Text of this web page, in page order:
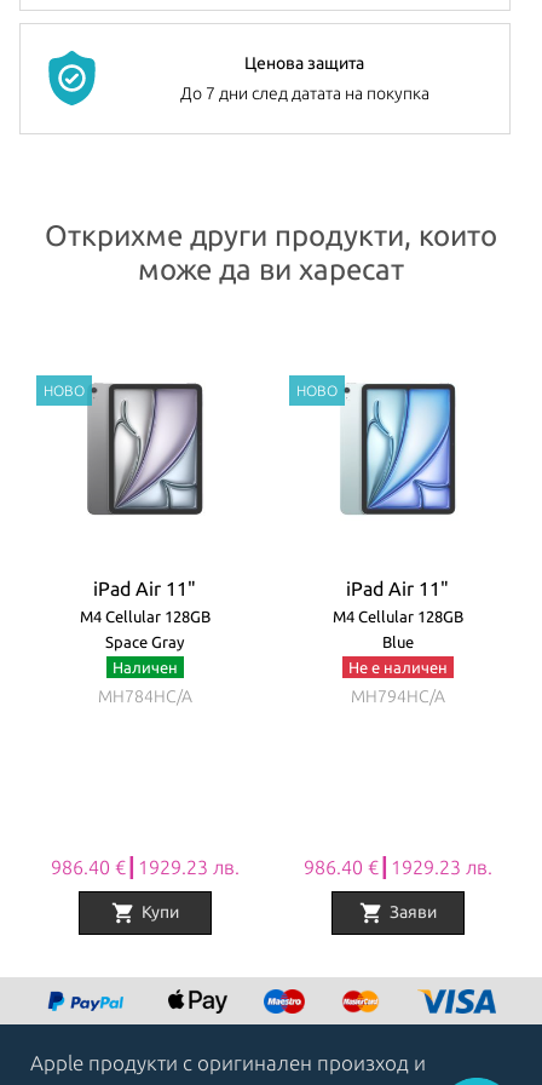
И двете камери са 12-мегапикселови Ultra-Wide и правят
зашеметяващи снимки и 4K видео, които да споделите с близки
Батерията му издържа до 10 часа сърфиране в интернет,
гледане на филми или слушане на музика. Таблетът се предлага
Всички Apple продукти предлагани отNovMak.comимат
стандартна международна гаранция и подлежат на гаранционно
обслужване от Apple Authorized Service Provider (официални
сервизни центрове на Apple).
Ценова защита
До 7 дни след датата на покупка
Открихме други продукти, които
може да ви харесат
iPad Air 11"
M4 Cellular 128GB
Space Gray
Наличен
MH784HC/A
986.40 €┃1929.23 лв.
shopping_cart Купи
iPad Air 11"
M4 Cellular 128GB
Blue
Не е наличен
MH794HC/A
986.40 €┃1929.23 лв.
shopping_cart Заяви
8
Apple продукти с оригинален произход и